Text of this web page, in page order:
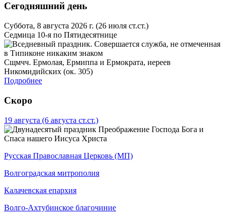
Сегодняшний день
Суббота, 8 августа 2026 г. (26 июля ст.ст.)
Седмица 10-я по Пятидесятнице
Сщмчч. Ермолая, Ермиппа и Ермократа, иереев
Никомидийских (ок. 305)
Подробнее
Скоро
19 августа (6 августа ст.ст.)
Преображение Господа Бога и
Спаса нашего Иисуса Христа
Русская Православная Церковь (МП)
Волгоградская митрополия
Калачевская епархия
Волго-Ахтубинское благочиние